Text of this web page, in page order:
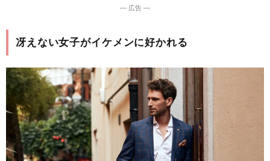
― 広告 ―
冴えない女子がイケメンに好かれる